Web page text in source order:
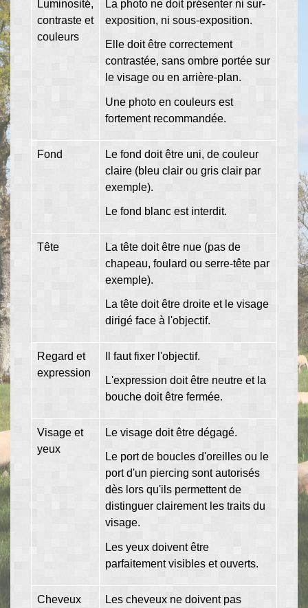
Luminosité,
contraste et
couleurs
La photo ne doit présenter ni sur-
exposition, ni sous-exposition.
Elle doit être correctement
contrastée, sans ombre portée sur
le visage ou en arrière-plan.
Une photo en couleurs est
fortement recommandée.
Fond
Le fond doit être uni, de couleur
claire (bleu clair ou gris clair par
exemple).
Le fond blanc est interdit.
Tête
La tête doit être nue (pas de
chapeau, foulard ou serre-tête par
exemple).
La tête doit être droite et le visage
dirigé face à l'objectif.
Regard et
expression
Il faut fixer l'objectif.
L'expression doit être neutre et la
bouche doit être fermée.
Visage et
yeux
Le visage doit être dégagé.
Le port de boucles d'oreilles ou le
port d'un piercing sont autorisés
dès lors qu'ils permettent de
distinguer clairement les traits du
visage.
Les yeux doivent être
parfaitement visibles et ouverts.
Cheveux
Les cheveux ne doivent pas